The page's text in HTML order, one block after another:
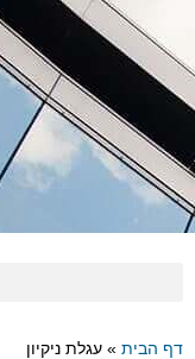
דף הבית » עגלת ניקיון